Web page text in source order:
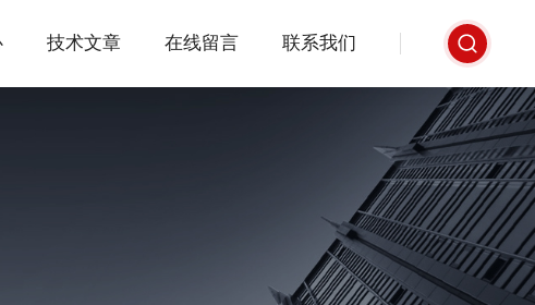
技术文章 在线留言 联系我们